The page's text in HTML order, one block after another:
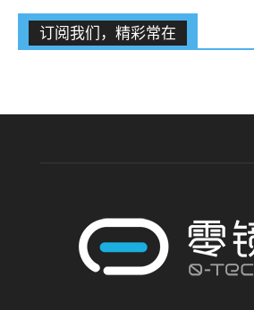
订阅我们，精彩常在